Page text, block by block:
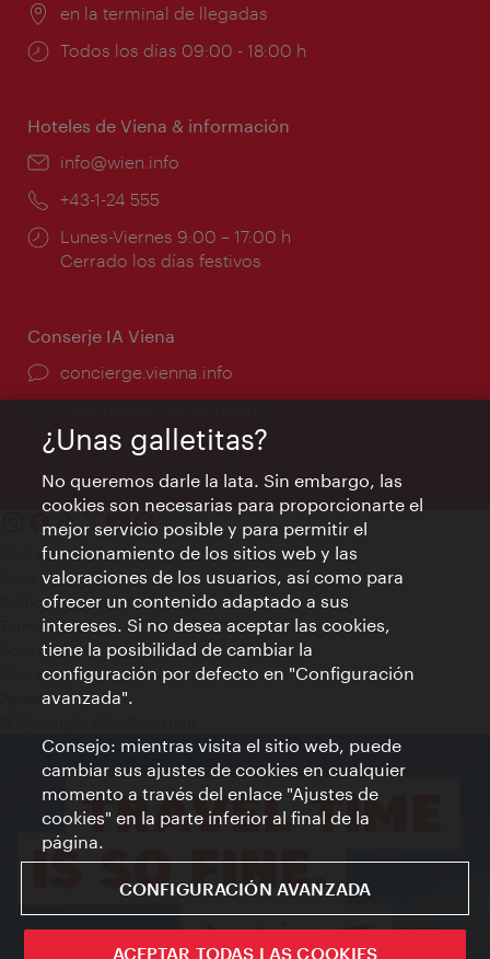
Lugar:
en la terminal de llegadas
Horarios
Todos los días 09:00 - 18:00 h
Hoteles de Viena & información
e-
info@wien.info
Teléfono:
+43-1-24 555
Horarios
de
Lunes-Viernes 9:00 – 17:00 h
Cerrado los días festivos
Conserje IA Viena
concierge.vienna.info
Contacto
Aviso legal
Política de privacidad de datos
Terms of Use
Accesibilidad
Contacto para la prensa
Ajustes de cookie
¿Unas galletitas?
No queremos darle la lata. Sin embargo, las
cookies son necesarias para proporcionarte el
mejor servicio posible y para permitir el
funcionamiento de los sitios web y las
valoraciones de los usuarios, así como para
ofrecer un contenido adaptado a sus
intereses. Si no desea aceptar las cookies,
tiene la posibilidad de cambiar la
configuración por defecto en "Configuración
avanzada".
Consejo: mientras visita el sitio web, puede
cambiar sus ajustes de cookies en cualquier
momento a través del enlace "Ajustes de
cookies" en la parte inferior al final de la
página.
CONFIGURACIÓN AVANZADA
ACEPTAR TODAS LAS COOKIES